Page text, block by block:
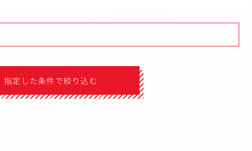
指定した条件で絞り込む